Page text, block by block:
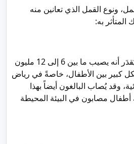
ونوع القمل الذي تعانين منه
به:
يؤثر على فروة الرأس، ويُقدَر أنه يصيب ما بين 6 إلى 12 مليون
كبير بين الأطفال، خاصةً في رياض
وقد يُصاب البالغون أيضاً بهذا
أطفال مصابون في البيئة المحيطة